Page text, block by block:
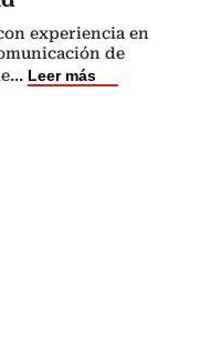
experiencia en
de
... Leer más